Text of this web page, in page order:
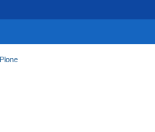
Plone